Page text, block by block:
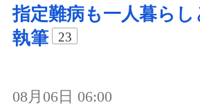
指定難病も一人暮らし
執筆
23
08月06日 06:00